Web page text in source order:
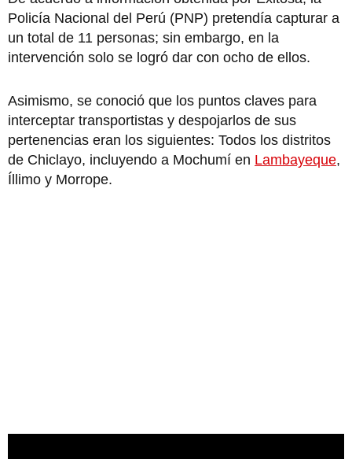
Policía Nacional del Perú (PNP) pretendía capturar a
un total de 11 personas; sin embargo, en la
intervención solo se logró dar con ocho de ellos.
Asimismo, se conoció que los puntos claves para
interceptar transportistas y despojarlos de sus
pertenencias eran los siguientes: Todos los distritos
de Chiclayo, incluyendo a Mochumí en Lambayeque,
Íllimo y Morrope.